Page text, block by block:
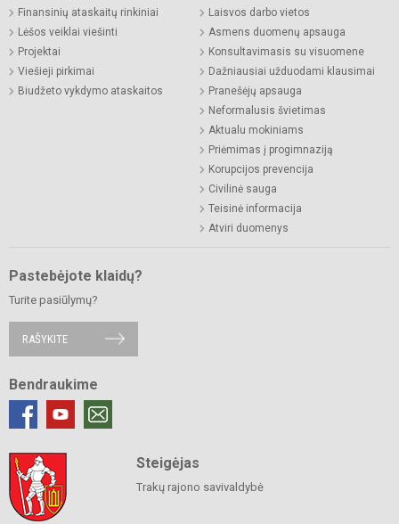
Finansinių ataskaitų rinkiniai
Lėšos veiklai viešinti
Projektai
Viešieji pirkimai
Biudžeto vykdymo ataskaitos
Laisvos darbo vietos
Asmens duomenų apsauga
Konsultavimasis su visuomene
Dažniausiai užduodami klausimai
Pranešėjų apsauga
Neformalusis švietimas
Aktualu mokiniams
Priėmimas į progimnaziją
Korupcijos prevencija
Civilinė sauga
Teisinė informacija
Atviri duomenys
Pastebėjote klaidų?
Turite pasiūlymų?
RAŠYKITE
Bendraukime
Steigėjas
Trakų rajono savivaldybė